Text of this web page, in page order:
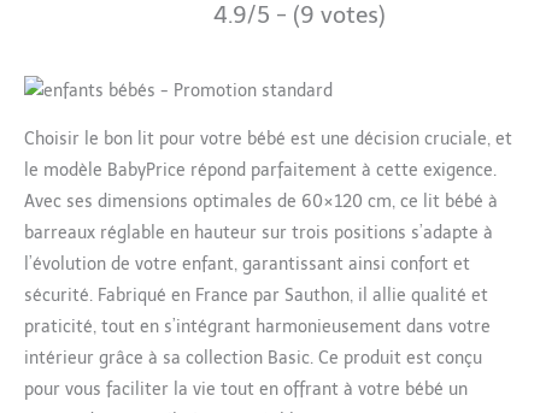
4.9/5 - (9 votes)
Choisir le bon lit pour votre bébé est une décision cruciale, et
le modèle BabyPrice répond parfaitement à cette exigence.
Avec ses dimensions optimales de 60×120 cm, ce lit bébé à
barreaux réglable en hauteur sur trois positions s’adapte à
l’évolution de votre enfant, garantissant ainsi confort et
sécurité. Fabriqué en France par Sauthon, il allie qualité et
praticité, tout en s’intégrant harmonieusement dans votre
intérieur grâce à sa collection Basic. Ce produit est conçu
pour vous faciliter la vie tout en offrant à votre bébé un